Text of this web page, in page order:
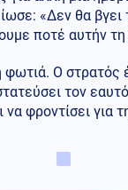
«Δεν θα βγει
ποτέ αυτήν
Ο στρατός
τον
να φροντίσει για